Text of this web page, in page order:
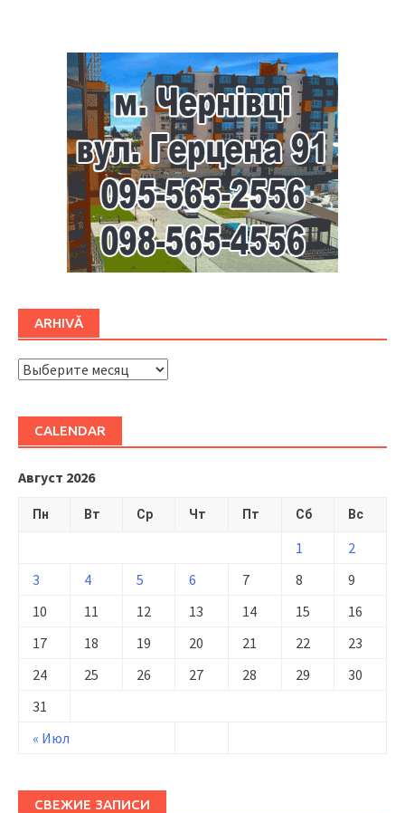
ARHIVĂ
ARHIVĂ
CALENDAR
Август 2026
Пн Вт Ср Чт Пт Сб Вс
« Июл
1
2
3
4 5 6 7 8
9
10
11 12 13 14 15
16
17
18 19 20 21 22
23
24
25 26 27 28 29
30
31
СВЕЖИЕ ЗАПИСИ